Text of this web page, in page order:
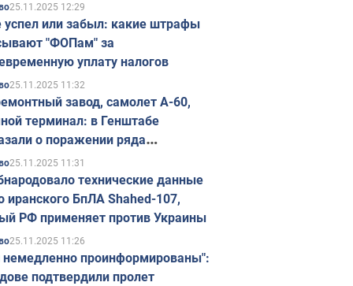
25.11.2025 12:29
успел или забыл: какие штрафы
"ФОПам" за
уплату налогов
25.11.2025 11:32
завод, самолет А-60,
терминал: в Генштабе
о поражении ряда
объектов России
25.11.2025 11:31
технические данные
иранского БпЛА Shahed-107,
РФ применяет против Украины
25.11.2025 11:26
проинформированы":
подтвердили пролет